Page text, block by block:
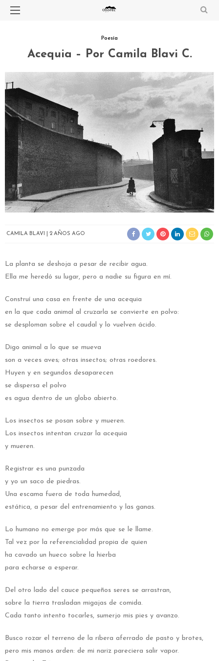
Poesía
Acequia – Por Camila Blavi C.
CAMILA BLAVI 2 AÑOS AGO
La planta se deshoja a pesar de recibir agua.
Ella me heredó su lugar, pero a nadie su figura en mí.
Construí una casa en frente de una acequia
en la que cada animal al cruzarla se convierte en polvo:
se desploman sobre el caudal y lo vuelven ácido.
Digo animal a lo que se mueva
son a veces aves; otras insectos; otras roedores.
Huyen y en segundos desaparecen
se dispersa el polvo
es agua dentro de un globo abierto.
Los insectos se posan sobre y mueren.
Los insectos intentan cruzar la acequia
y mueren.
Registrar es una punzada
y yo un saco de piedras.
Una escama fuera de toda humedad,
estática, a pesar del entrenamiento y las ganas.
Lo humano no emerge por más que se le llame.
Tal vez por la referencialidad propia de quien
ha cavado un hueco sobre la hierba
para echarse a esperar.
Del otro lado del cauce pequeños seres se arrastran,
sobre la tierra trasladan migajas de comida.
Cada tanto intento tocarles, sumerjo mis pies y avanzo.
Busco rozar el terreno de la ribera aferrado de pasto y brotes,
pero mis manos arden: de mi nariz pareciera salir vapor.